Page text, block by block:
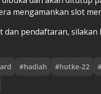
mengamankan slot
dan pendaftaran,
#hadiah #hutke-22